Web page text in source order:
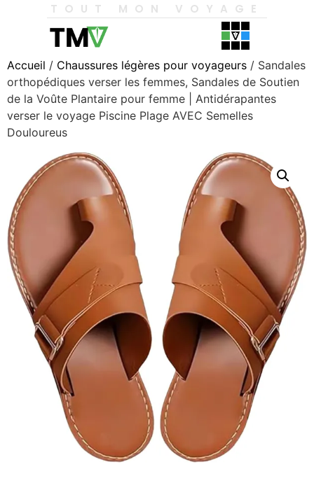
TOUT MON VOYAGE
Accueil / Chaussures légères pour voyageurs / Sandales
orthopédiques verser les femmes, Sandales de Soutien
de la Voûte Plantaire pour femme | Antidérapantes
verser le voyage Piscine Plage AVEC Semelles
Douloureus